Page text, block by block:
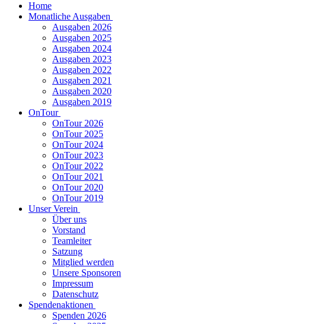
Home
Monatliche Ausgaben
Ausgaben 2026
Ausgaben 2025
Ausgaben 2024
Ausgaben 2023
Ausgaben 2022
Ausgaben 2021
Ausgaben 2020
Ausgaben 2019
OnTour
OnTour 2026
OnTour 2025
OnTour 2024
OnTour 2023
OnTour 2022
OnTour 2021
OnTour 2020
OnTour 2019
Unser Verein
Über uns
Vorstand
Teamleiter
Satzung
Mitglied werden
Unsere Sponsoren
Impressum
Datenschutz
Spendenaktionen
Spenden 2026